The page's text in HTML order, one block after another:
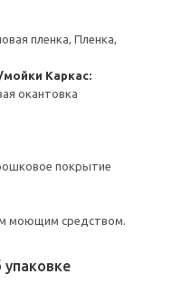
пленка, Пленка,
мойки Каркас:
окантовка
покрытие
моющим средством.